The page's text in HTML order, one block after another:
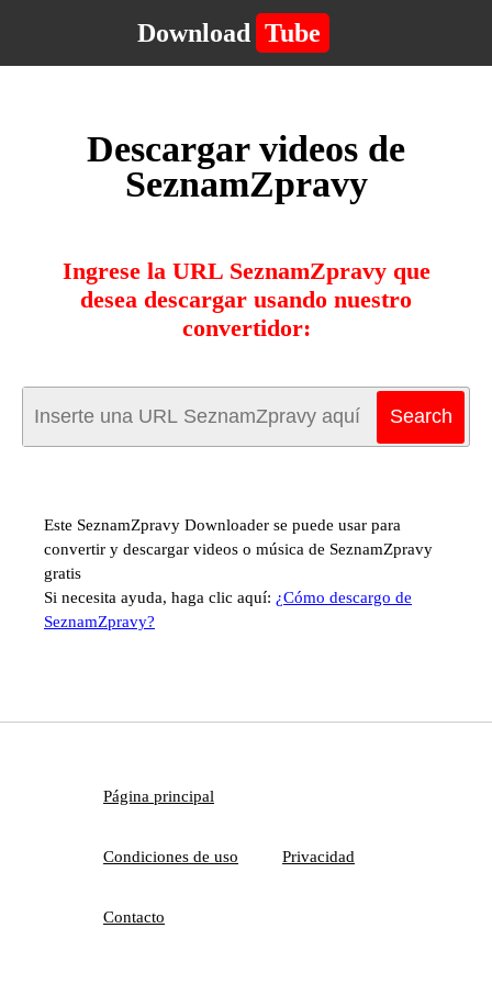
Download Tube
Descargar videos de
SeznamZpravy
Ingrese la URL SeznamZpravy que
desea descargar usando nuestro
convertidor:
Este SeznamZpravy Downloader se puede usar para
convertir y descargar videos o música de SeznamZpravy
gratis
Si necesita ayuda, haga clic aquí: ¿Cómo descargo de
SeznamZpravy?
Página principal
Condiciones de uso Privacidad
Contacto